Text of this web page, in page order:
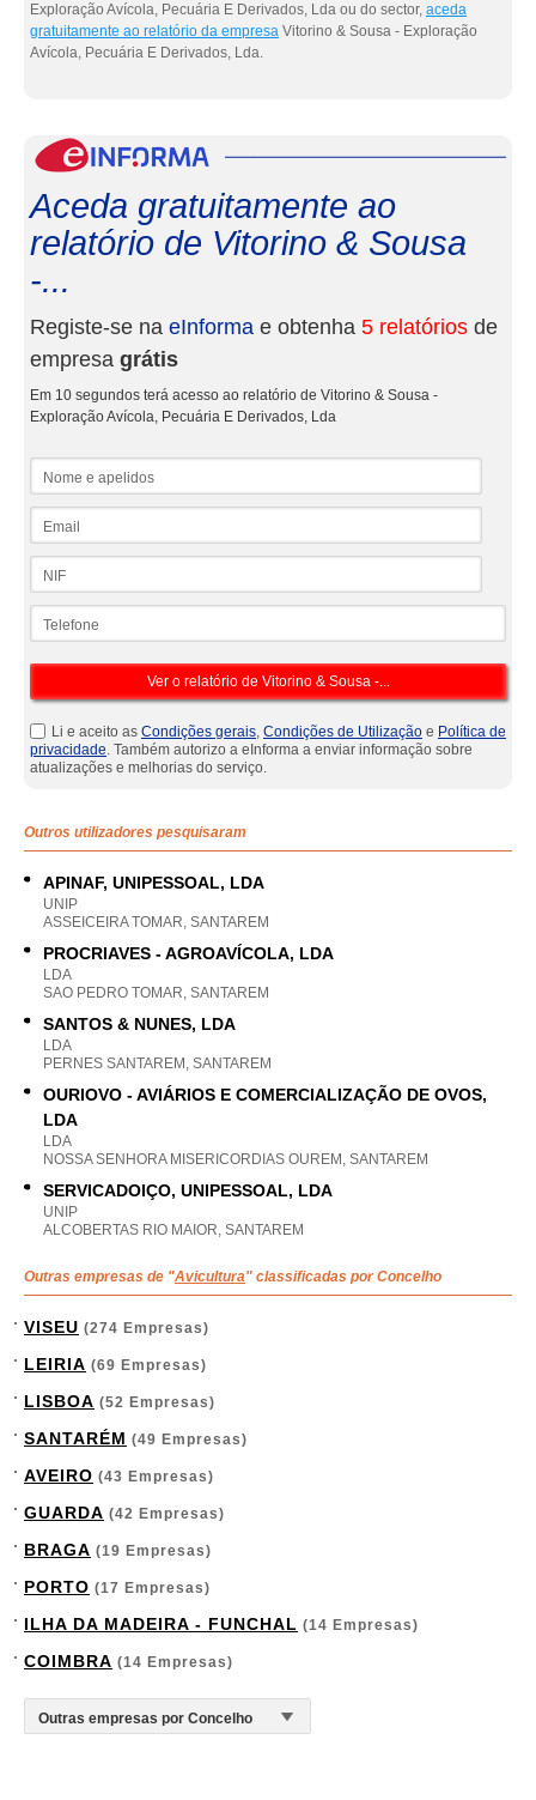
Exploração Avícola, Pecuária E Derivados, Lda ou do sector, aceda
gratuitamente ao relatório da empresa Vitorino & Sousa - Exploração
Avícola, Pecuária E Derivados, Lda.
Aceda gratuitamente ao
relatório de Vitorino & Sousa
-...
Registe-se na eInforma e obtenha 5 relatórios de
empresa grátis
Em 10 segundos terá acesso ao relatório de Vitorino & Sousa -
Exploração Avícola, Pecuária E Derivados, Lda
Li e aceito as Condições gerais, Condições de Utilização e Política de
privacidade. Também autorizo a eInforma a enviar informação sobre
atualizações e melhorias do serviço.
Outros utilizadores pesquisaram
APINAF, UNIPESSOAL, LDA
UNIP
ASSEICEIRA TOMAR, SANTAREM
PROCRIAVES - AGROAVÍCOLA, LDA
LDA
SAO PEDRO TOMAR, SANTAREM
SANTOS & NUNES, LDA
LDA
PERNES SANTAREM, SANTAREM
OURIOVO - AVIÁRIOS E COMERCIALIZAÇÃO DE OVOS,
LDA
LDA
NOSSA SENHORA MISERICORDIAS OUREM, SANTAREM
SERVICADOIÇO, UNIPESSOAL, LDA
UNIP
ALCOBERTAS RIO MAIOR, SANTAREM
Outras empresas de "Avicultura" classificadas por Concelho
VISEU (274 Empresas)
LEIRIA (69 Empresas)
LISBOA (52 Empresas)
SANTARÉM (49 Empresas)
AVEIRO (43 Empresas)
GUARDA (42 Empresas)
BRAGA (19 Empresas)
PORTO (17 Empresas)
ILHA DA MADEIRA - FUNCHAL (14 Empresas)
COIMBRA (14 Empresas)